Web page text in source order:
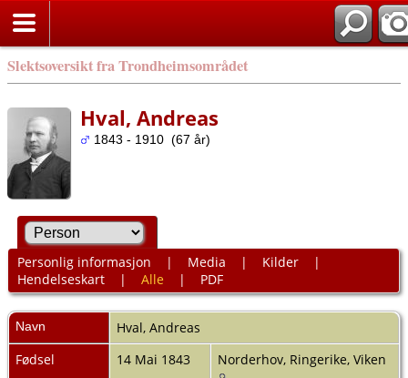
Slektsoversikt fra Trondheimsområdet
Hval, Andreas
1843 - 1910 (67 år)
Personlig informasjon | Media | Kilder|
Hendelseskart| Alle | PDF
Navn Hval, Andreas
Fødsel
14 Mai 1843 Norderhov, Ringerike, Viken